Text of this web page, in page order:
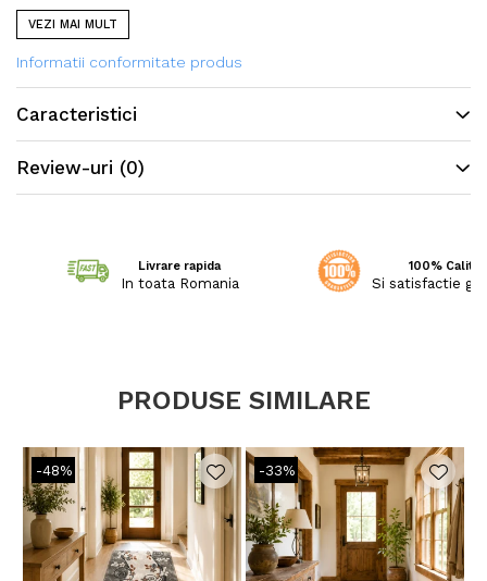
Toate covoarele noastre sunt certificate
conform standardului STANDARD 100 de catre
OEKO-TEX®,
garantand absenta substantelor nocive in
cantitati care ar putea dauna sanatatii.
polipropilena de cea mai inalta calitate.
Proprietati antistatic.
Potrivit pentru pardoseli incalzite.
VEZI MAI MULT
Informatii conformitate produs
Caracteristici
Review-uri (0)
Livrare rapida
In toata Romania
100%
Si satisfactie
PRODUSE SIMILARE
-48% -33%